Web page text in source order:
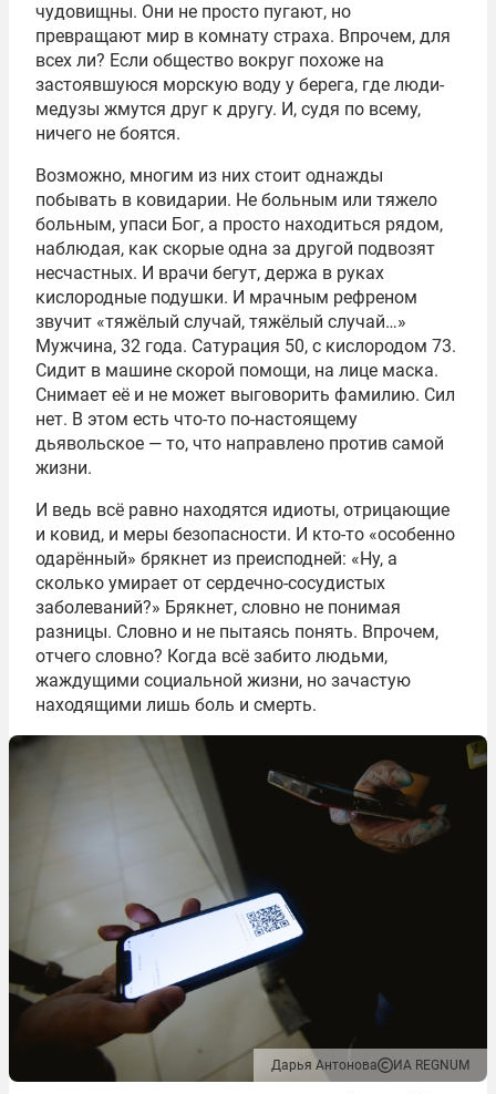
чудовищны. Они не просто пугают, но
превращают мир в комнату страха. Впрочем, для
всех ли? Если общество вокруг похоже на
застоявшуюся морскую воду у берега, где люди-
медузы жмутся друг к другу. И, судя по всему,
ничего не боятся.
Возможно, многим из них стоит однажды
побывать в ковидарии. Не больным или тяжело
больным, упаси Бог, а просто находиться рядом,
наблюдая, как скорые одна за другой подвозят
несчастных. И врачи бегут, держа в руках
кислородные подушки. И мрачным рефреном
звучит «тяжёлый случай, тяжёлый случай…»
Мужчина, 32 года. Сатурация 50, с кислородом 73.
Сидит в машине скорой помощи, на лице маска.
Снимает её и не может выговорить фамилию. Сил
нет. В этом есть что-то по-настоящему
дьявольское — то, что направлено против самой
жизни.
И ведь всё равно находятся идиоты, отрицающие
и ковид, и меры безопасности. И кто-то «особенно
одарённый» брякнет из преисподней: «Ну, а
сколько умирает от сердечно-сосудистых
заболеваний?» Брякнет, словно не понимая
разницы. Словно и не пытаясь понять. Впрочем,
отчего словно? Когда всё забито людьми,
жаждущими социальной жизни, но зачастую
находящими лишь боль и смерть.
Дарья Антонова ИА REGNUM